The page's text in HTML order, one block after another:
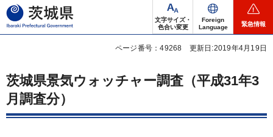
茨城県
文字サイズ・
色合い変更
Foreign
Language
緊急情報
ページ番号：49268 更新日:2019年4月19日
茨城県景気ウォッチャー調査（平成31年3
月調査分）